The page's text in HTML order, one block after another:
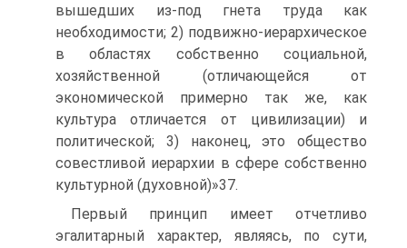
вышедших из-под гнета труда как
необходимости; 2) подвижно-иерархическое
в областях собственно социальной,
хозяйственной (отличающейся от
экономической примерно так же, как
культура отличается от цивилизации) и
политической; 3) наконец, это общество
совестливой иерархии в сфере собственно
культурной (духовной)»37.
Первый принцип имеет отчетливо
эгалитарный характер, являясь, по сути,